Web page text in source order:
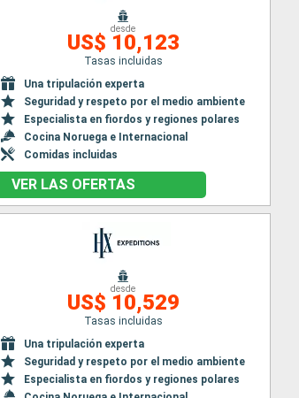
desde
US$ 10,123
Tasas incluidas
Una tripulación experta
Seguridad y respeto por el medio ambiente
Especialista en fiordos y regiones polares
Cocina Noruega e Internacional
Comidas incluidas
VER LAS OFERTAS
desde
US$ 10,529
Tasas incluidas
Una tripulación experta
Seguridad y respeto por el medio ambiente
Especialista en fiordos y regiones polares